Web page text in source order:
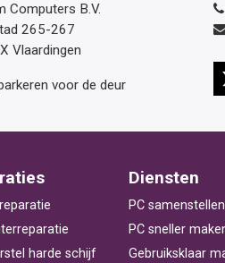
Computers B.V.
265-267
Vlaardingen
voor de deur
harde schijf
Diensten
PC samenstellen
PC sneller
Gebruiksklaar